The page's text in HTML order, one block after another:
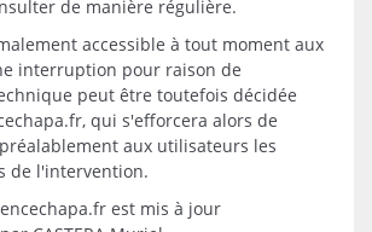
de manière régulière.
accessible à tout moment aux
interruption pour raison de
peut être toutefois décidée
qui s'efforcera alors de
aux utilisateurs les
de l'intervention.
est mis à jour